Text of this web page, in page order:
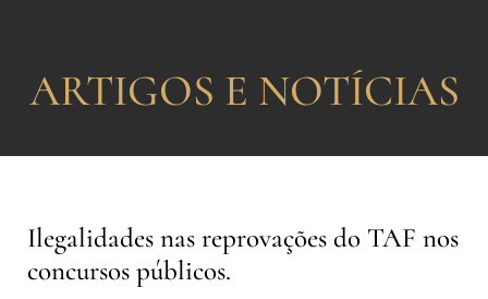
ARTIGOS E NOTÍCIAS
Ilegalidades nas reprovações do TAF nos
concursos públicos.